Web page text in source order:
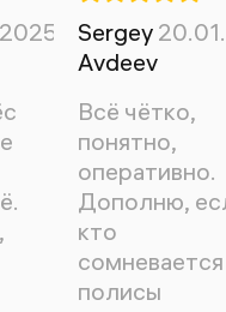
Sergey
Avdeev
Всё чётко,
понятно,
оперативно.
Дополню,
кто
полисы